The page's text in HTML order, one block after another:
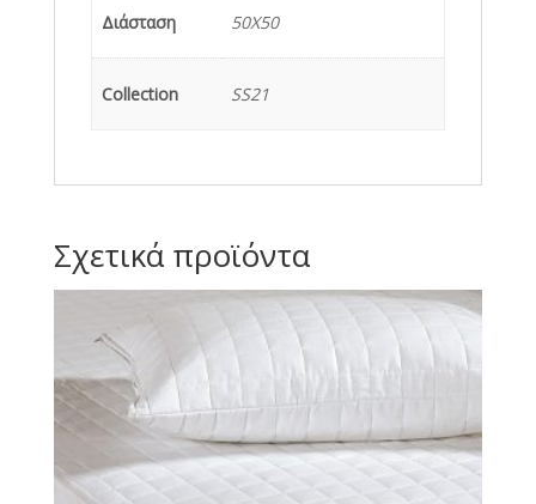
Διάσταση 50X50
Collection SS21
Σχετικά προϊόντα